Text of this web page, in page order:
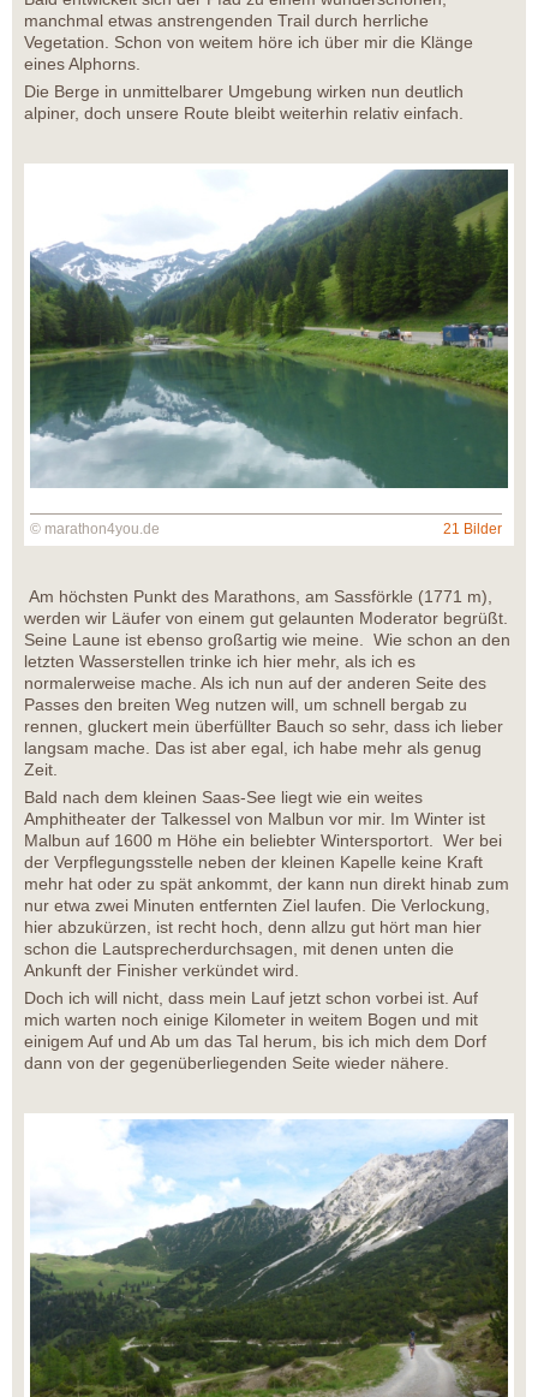
manchmal etwas anstrengenden Trail durch herrliche
Vegetation. Schon von weitem höre ich über mir die Klänge
eines Alphorns.
Die Berge in unmittelbarer Umgebung wirken nun deutlich
alpiner, doch unsere Route bleibt weiterhin relativ einfach.
© marathon4you.de 21 Bilder
Am höchsten Punkt des Marathons, am Sassförkle (1771 m),
werden wir Läufer von einem gut gelaunten Moderator begrüßt.
Seine Laune ist ebenso großartig wie meine. Wie schon an den
letzten Wasserstellen trinke ich hier mehr, als ich es
normalerweise mache. Als ich nun auf der anderen Seite des
Passes den breiten Weg nutzen will, um schnell bergab zu
rennen, gluckert mein überfüllter Bauch so sehr, dass ich lieber
langsam mache. Das ist aber egal, ich habe mehr als genug
Zeit.
Bald nach dem kleinen Saas-See liegt wie ein weites
Amphitheater der Talkessel von Malbun vor mir. Im Winter ist
Malbun auf 1600 m Höhe ein beliebter Wintersportort. Wer bei
der Verpflegungsstelle neben der kleinen Kapelle keine Kraft
mehr hat oder zu spät ankommt, der kann nun direkt hinab zum
nur etwa zwei Minuten entfernten Ziel laufen. Die Verlockung,
hier abzukürzen, ist recht hoch, denn allzu gut hört man hier
schon die Lautsprecherdurchsagen, mit denen unten die
Ankunft der Finisher verkündet wird.
Doch ich will nicht, dass mein Lauf jetzt schon vorbei ist. Auf
mich warten noch einige Kilometer in weitem Bogen und mit
einigem Auf und Ab um das Tal herum, bis ich mich dem Dorf
dann von der gegenüberliegenden Seite wieder nähere.